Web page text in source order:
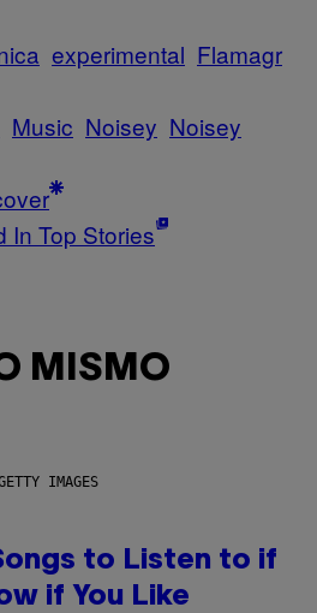
experimental Flamagr
Music Noisey Noisey
In Top Stories
MISMO
IMAGES
to Listen to if
if You Like